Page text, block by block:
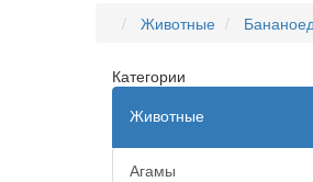
Животные
Категории
Животные
Агамы